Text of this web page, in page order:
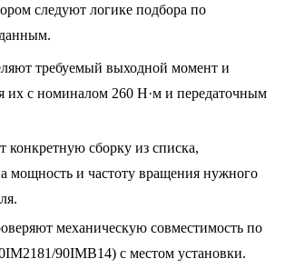
следуют логике подбора по
требуемый выходной момент и
их с номиналом 260 Н·м и передаточным
конкретную сборку из списка,
мощность и частоту вращения нужного
механическую совместимость по
90IMB14) с местом установки.